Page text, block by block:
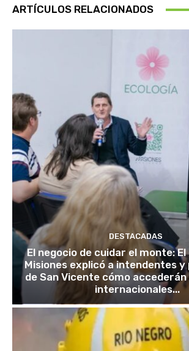
ARTÍCULOS RELACIONADOS
DESTACADAS
El negocio de cuidar el monte:
Misiones explicó a intendentes
de San Vicente cómo
internacionales...